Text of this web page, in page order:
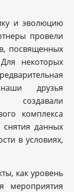
и эволюцию
провели
посвященных
некоторых
друзья
комплекса
данных
в условиях,
как уровень
мероприятия